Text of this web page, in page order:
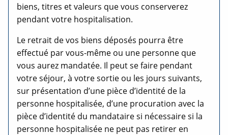
biens, titres et valeurs que vous conserverez
pendant votre hospitalisation.
Le retrait de vos biens déposés pourra être
effectué par vous-même ou une personne que
vous aurez mandatée. Il peut se faire pendant
votre séjour, à votre sortie ou les jours suivants,
sur présentation d’une pièce d’identité de la
personne hospitalisée, d’une procuration avec la
pièce d’identité du mandataire si nécessaire si la
personne hospitalisée ne peut pas retirer en